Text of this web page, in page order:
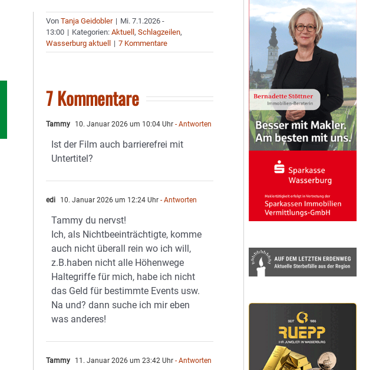
VonTanja Geidobler | Mi. 7.1.2026 -
13:00 | Kategorien:Aktuell,Schlagzeilen,
Wasserburg aktuell
| 7 Kommentare
7 Kommentare
Tammy 10. Januar 2026 um 10:04 Uhr - Antworten
Ist der Film auch barrierefrei mit
Untertitel?
edi 10. Januar 2026 um 12:24 Uhr - Antworten
Tammy du nervst!
Ich, als Nichtbeeinträchtigte, komme
auch nicht überall rein wo ich will,
z.B.haben nicht alle Höhenwege
Haltegriffe für mich, habe ich nicht
das Geld für bestimmte Events usw.
Na und? dann suche ich mir eben
was anderes!
Tammy 11. Januar 2026 um 23:42 Uhr - Antworten